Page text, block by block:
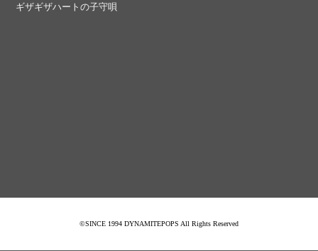
ギザギザハートの子守唄
©SINCE 1994 DYNAMITEPOPS All Rights Reserved